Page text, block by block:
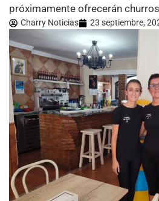
próximamente ofrecerán
Charry Noticias 23 septiembre,